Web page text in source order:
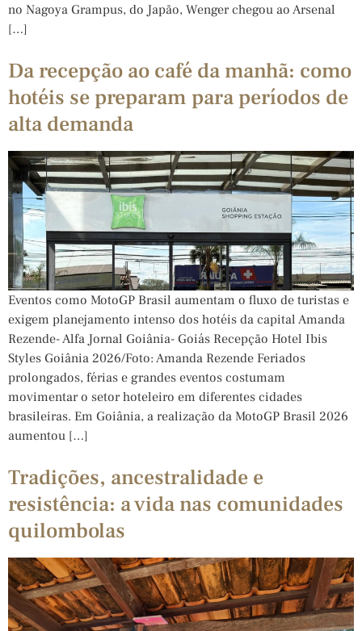
no Nagoya Grampus, do Japão, Wenger chegou ao Arsenal
[…]
Da recepção ao café da manhã: como
hotéis se preparam para períodos de
alta demanda
Eventos como MotoGP Brasil aumentam o fluxo de turistas e
exigem planejamento intenso dos hotéis da capital Amanda
Rezende- Alfa Jornal Goiânia- Goiás Recepção Hotel Ibis
Styles Goiânia 2026/Foto: Amanda Rezende Feriados
prolongados, férias e grandes eventos costumam
movimentar o setor hoteleiro em diferentes cidades
brasileiras. Em Goiânia, a realização da MotoGP Brasil 2026
aumentou […]
Tradições, ancestralidade e
resistência: a vida nas comunidades
quilombolas